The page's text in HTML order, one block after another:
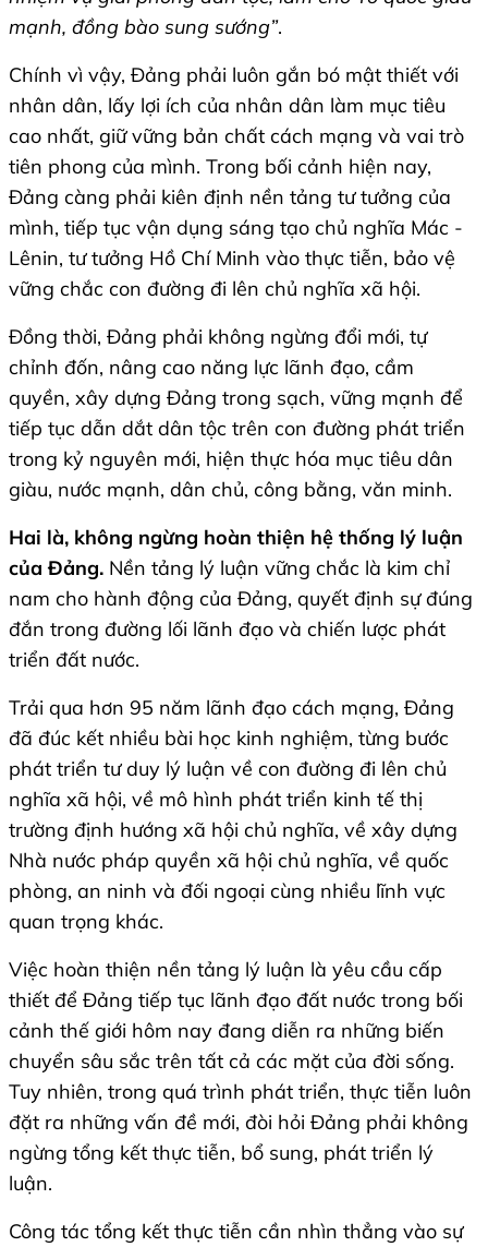
mạnh, đồng bào sung sướng”.
Chính vì vậy, Đảng phải luôn gắn bó mật thiết với
nhân dân, lấy lợi ích của nhân dân làm mục tiêu
cao nhất, giữ vững bản chất cách mạng và vai trò
tiên phong của mình. Trong bối cảnh hiện nay,
Đảng càng phải kiên định nền tảng tư tưởng của
mình, tiếp tục vận dụng sáng tạo chủ nghĩa Mác -
Lênin, tư tưởng Hồ Chí Minh vào thực tiễn, bảo vệ
vững chắc con đường đi lên chủ nghĩa xã hội.
Đồng thời, Đảng phải không ngừng đổi mới, tự
chỉnh đốn, nâng cao năng lực lãnh đạo, cầm
quyền, xây dựng Đảng trong sạch, vững mạnh để
tiếp tục dẫn dắt dân tộc trên con đường phát triển
trong kỷ nguyên mới, hiện thực hóa mục tiêu dân
giàu, nước mạnh, dân chủ, công bằng, văn minh.
Hai là, không ngừng hoàn thiện hệ thống lý luận
của Đảng. Nền tảng lý luận vững chắc là kim chỉ
nam cho hành động của Đảng, quyết định sự đúng
đắn trong đường lối lãnh đạo và chiến lược phát
triển đất nước.
Trải qua hơn 95 năm lãnh đạo cách mạng, Đảng
đã đúc kết nhiều bài học kinh nghiệm, từng bước
phát triển tư duy lý luận về con đường đi lên chủ
nghĩa xã hội, về mô hình phát triển kinh tế thị
trường định hướng xã hội chủ nghĩa, về xây dựng
Nhà nước pháp quyền xã hội chủ nghĩa, về quốc
phòng, an ninh và đối ngoại cùng nhiều lĩnh vực
quan trọng khác.
Việc hoàn thiện nền tảng lý luận là yêu cầu cấp
thiết để Đảng tiếp tục lãnh đạo đất nước trong bối
cảnh thế giới hôm nay đang diễn ra những biến
chuyển sâu sắc trên tất cả các mặt của đời sống.
Tuy nhiên, trong quá trình phát triển, thực tiễn luôn
đặt ra những vấn đề mới, đòi hỏi Đảng phải không
ngừng tổng kết thực tiễn, bổ sung, phát triển lý
luận.
Công tác tổng kết thực tiễn cần nhìn thẳng vào sự